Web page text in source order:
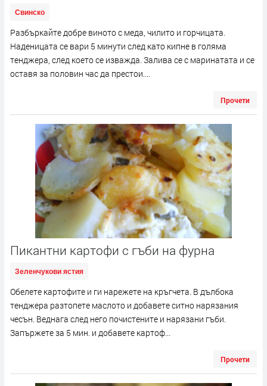
Свинско
Разбъркайте добре виното с меда, чилито и горчицата.
Наденицата се вари 5 минути след като кипне в голяма
тенджера, след което се изважда. Залива се с маринатата и се
оставя за половин час да престои....
Прочети
Пикантни картофи с гъби на фурна
Зеленчукови ястия
Обелете картофите и ги нарежете на кръгчета. В дълбока
тенджера разтопете маслото и добавете ситно нарязания
чесън. Веднага след него почистените и нарязани гъби.
Запържете за 5 мин. и добавете картоф...
Прочети